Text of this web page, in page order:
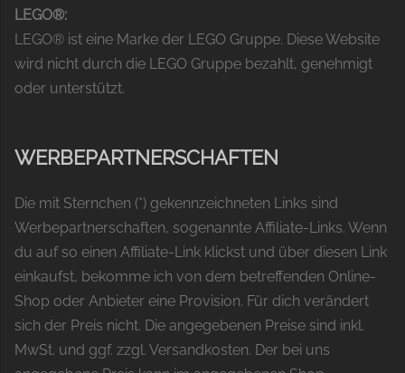
LEGO®:
LEGO® ist eine Marke der LEGO Gruppe. Diese Website
wird nicht durch die LEGO Gruppe bezahlt, genehmigt
oder unterstützt.
WERBEPARTNERSCHAFTEN
Die mit Sternchen (*) gekennzeichneten Links sind
Werbepartnerschaften, sogenannte Affiliate-Links. Wenn
du auf so einen Affiliate-Link klickst und über diesen Link
einkaufst, bekomme ich von dem betreffenden Online-
Shop oder Anbieter eine Provision. Für dich verändert
sich der Preis nicht. Die angegebenen Preise sind inkl.
MwSt. und ggf. zzgl. Versandkosten. Der bei uns